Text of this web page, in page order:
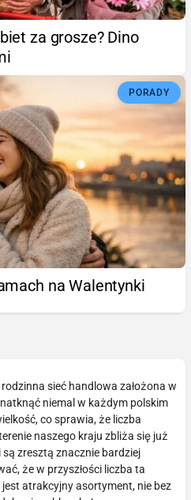
za grosze? Dino
PORADY
na Walentynki
sieć handlowa założona w
niemal w każdym polskim
co sprawia, że liczba
naszego kraju zbliża się już
zresztą znacznie bardziej
że w przyszłości liczba ta
jest atrakcyjny asortyment, nie bez